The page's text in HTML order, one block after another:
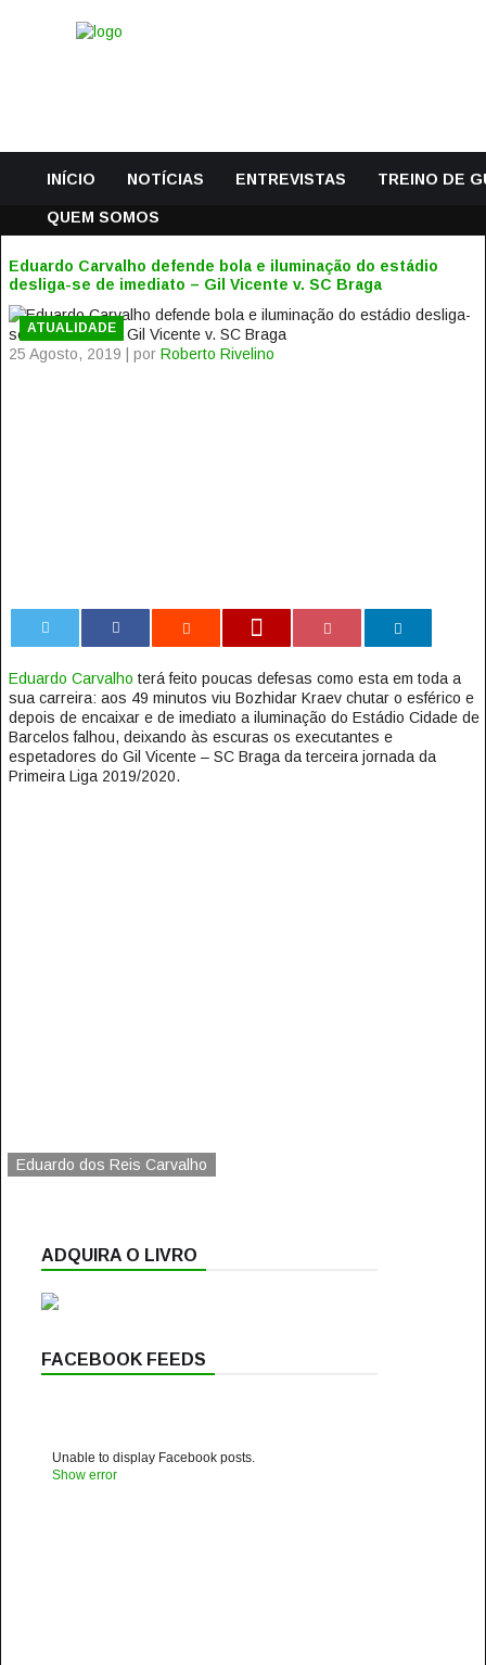
INÍCIO NOTÍCIAS ENTREVISTAS TREINO DE
QUEM SOMOS
Eduardo Carvalho defende bola e iluminação do estádio
desliga-se de imediato – Gil Vicente v. SC Braga
25 Agosto, 2019 | por Roberto Rivelino
ATUALIDADE
Eduardo Carvalho terá feito poucas defesas como esta em toda a
sua carreira: aos 49 minutos viu Bozhidar Kraev chutar o esférico e
depois de encaixar e de imediato a iluminação do Estádio Cidade de
Barcelos falhou, deixando às escuras os executantes e
espetadores do Gil Vicente – SC Braga da terceira jornada da
Primeira Liga 2019/2020.
Eduardo dos Reis Carvalho
ADQUIRA O LIVRO
FACEBOOK FEEDS
Unable to display Facebook posts.
Show error